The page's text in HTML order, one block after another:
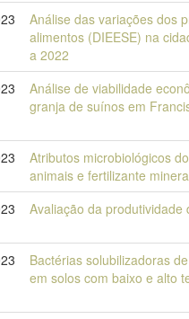
Análise das variações dos
alimentos (DIEESE) na
a 2022
Análise de viabilidade
granja de suínos em
Atributos microbiológicos
animais e fertilizante
Avaliação da
Bactérias solubilizadoras
em solos com baixo e alto